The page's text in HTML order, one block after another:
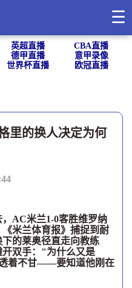
☰
英超直播
CBA直播
德甲直播
意甲录像
世界杯直播 欧冠直播
里的换人决定为何
AC米兰1-0客胜维罗纳
米兰体育报》捕捉到耐
的莱奥径直走向教练
开双手："为什么又是
着不甘——要知道他刚在